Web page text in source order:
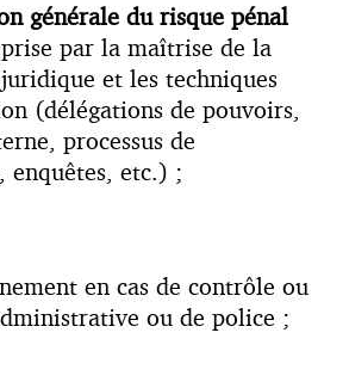
générale du risque pénal
par la maîtrise de la
et les techniques
(délégations de pouvoirs,
processus de
, enquêtes, etc.) ;
en cas de contrôle ou
ou de police ;